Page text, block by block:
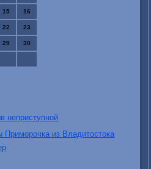
15 16
22 23
29 30
неприступной
Приморочка из Владитостока